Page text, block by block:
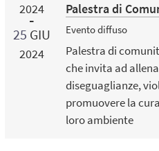
2024
25 GIU
2024
Palestra di
Evento diffuso
Palestra di
che invita ad
diseguaglianze,
promuovere la
loro ambiente